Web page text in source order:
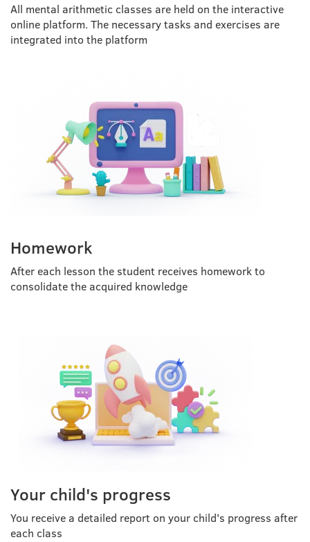
All mental arithmetic classes are held on the interactive
online platform. The necessary tasks and exercises are
integrated into the platform
Homework
After each lesson the student receives homework to
consolidate the acquired knowledge
Your child's progress
You receive a detailed report on your child's progress after
each class